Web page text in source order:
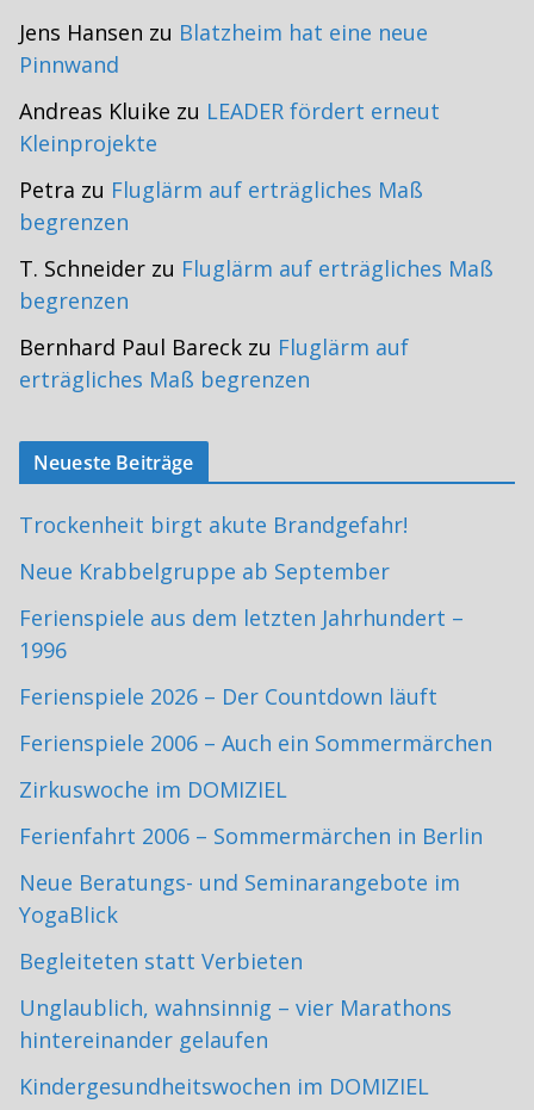
Jens Hansen zu Blatzheim hat eine neue
Pinnwand
Andreas Kluike zu LEADER fördert erneut
Kleinprojekte
Petra zu Fluglärm auf erträgliches Maß
begrenzen
T. Schneider zu Fluglärm auf erträgliches Maß
begrenzen
Bernhard Paul Bareck zu Fluglärm auf
erträgliches Maß begrenzen
Neueste Beiträge
Trockenheit birgt akute Brandgefahr!
Neue Krabbelgruppe ab September
Ferienspiele aus dem letzten Jahrhundert –
1996
Ferienspiele 2026 – Der Countdown läuft
Ferienspiele 2006 – Auch ein Sommermärchen
Zirkuswoche im DOMIZIEL
Ferienfahrt 2006 – Sommermärchen in Berlin
Neue Beratungs- und Seminarangebote im
YogaBlick
Begleiteten statt Verbieten
Unglaublich, wahnsinnig – vier Marathons
hintereinander gelaufen
Kindergesundheitswochen im DOMIZIEL